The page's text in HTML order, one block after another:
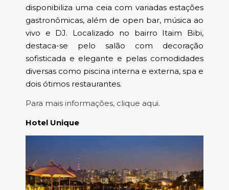
disponibiliza uma ceia com variadas estações
gastronômicas, além de open bar, música ao
vivo e DJ. Localizado no bairro Itaim Bibi,
destaca-se pelo salão com decoração
sofisticada e elegante e pelas comodidades
diversas como piscina interna e externa, spa e
dois ótimos restaurantes.
Para mais informações, clique aqui.
Hotel Unique